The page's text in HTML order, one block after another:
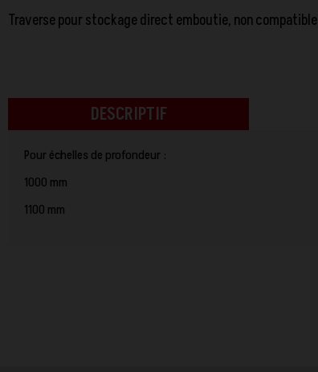
Traverse pour stockage direct emboutie, non
DESCRIPTIF
Pour échelles de profondeur :
1000 mm
1100 mm